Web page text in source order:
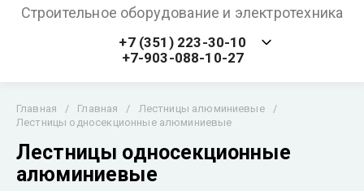
Строительное оборудование и электротехника
+7 (351) 223-30-10
+7-903-088-10-27
Главная / Главная / Лестницы алюминиевые
/
Лестницы односекционные алюминиевые
Лестницы односекционные
алюминиевые